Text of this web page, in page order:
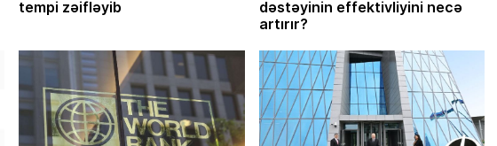
tempi zəifləyib
dəstəyinin effektivliyini necə
artırır?
anadan olub. Memarlıq və İnşaat
Universitetini iqtisadçı-mühəndis ixtisası
üzrə bitirib. İqtisad elmləri doktorudur.
Hazırda Elm və […]